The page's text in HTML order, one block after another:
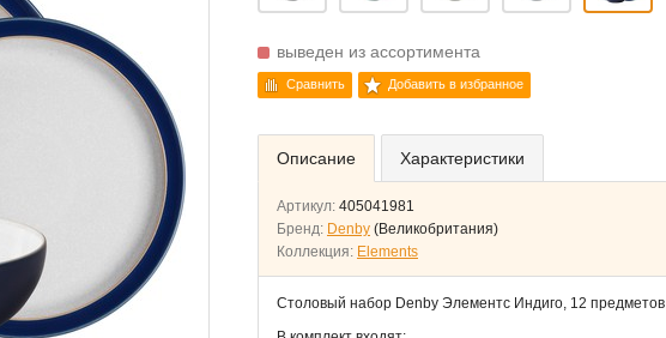
выведен из ассортимента
Сравнить Добавить в избранное
Описание Характеристики
Артикул: 405041981
Бренд: Denby (Великобритания)
Коллекция: Elements
Столовый набор Denby Элементс Индиго, 12 предметов